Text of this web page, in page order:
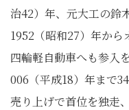
治42）年、元大工の鈴
1952（昭和27）年か
四輪軽自動車へも参入
006（平成18）年まで
売り上げで首位を独走